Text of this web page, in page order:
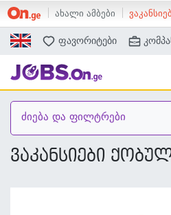
ახალი ამბები
ძებნა
ფავორიტები
ძიება და ფილტრები
ვაკანსიები